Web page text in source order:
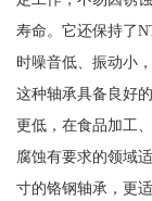
寿命。它还保持了
时噪音低、振动小
这种轴承具备良好
更低，在食品加工
腐蚀有要求的领域
寸的铬钢轴承，更